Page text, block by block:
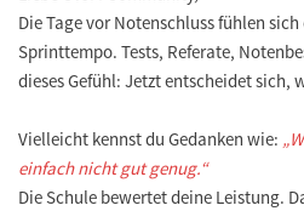
Die Tage vor Notenschluss fühlen
Sprinttempo. Tests, Referate,
dieses Gefühl: Jetzt entscheidet sich,
Vielleicht kennst du Gedanken wie:
einfach nicht gut genug.“
Die Schule bewertet deine Leistung.